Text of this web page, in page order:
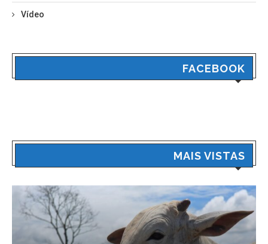
Vídeo
FACEBOOK
MAIS VISTAS